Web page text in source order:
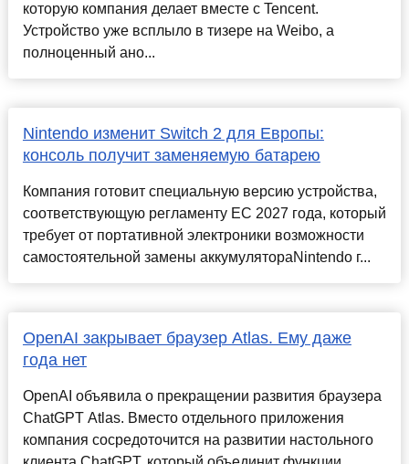
которую компания делает вместе с Tencent.
Устройство уже всплыло в тизере на Weibo, а
полноценный ано...
Nintendo изменит Switch 2 для Европы:
консоль получит заменяемую батарею
Компания готовит специальную версию устройства,
соответствующую регламенту ЕС 2027 года, который
требует от портативной электроники возможности
самостоятельной замены аккумулятораNintendo г...
OpenAI закрывает браузер Atlas. Ему даже
года нет
OpenAI объявила о прекращении развития браузера
ChatGPT Atlas. Вместо отдельного приложения
компания сосредоточится на развитии настольного